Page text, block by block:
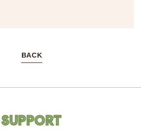
BACK
SUPPORT